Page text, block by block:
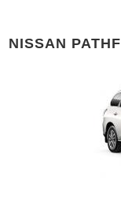
NISSAN